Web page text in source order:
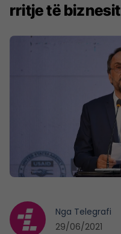
rritje të biznesit
Nga Telegrafi
29/06/2021